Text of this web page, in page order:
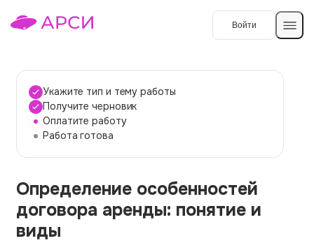
Войти
Темы работ
О сервисе
О компании
Наши гарантии
Контакты
Укажите тип и тему работы
Получите черновик
Оплатите работу
Работа готова
Определение особенностей
договора аренды: понятие и
виды